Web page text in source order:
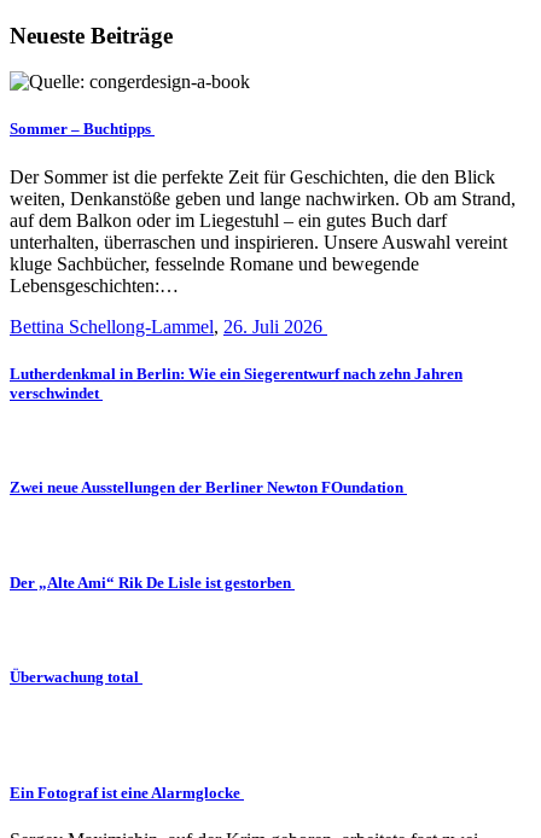
Neueste Beiträge
Sommer – Buchtipps
Der Sommer ist die perfekte Zeit für Geschichten, die den Blick
weiten, Denkanstöße geben und lange nachwirken. Ob am Strand,
auf dem Balkon oder im Liegestuhl – ein gutes Buch darf
unterhalten, überraschen und inspirieren. Unsere Auswahl vereint
kluge Sachbücher, fesselnde Romane und bewegende
Lebensgeschichten:…
Bettina Schellong-Lammel, 26. Juli 2026
Lutherdenkmal in Berlin: Wie ein Siegerentwurf nach zehn Jahren
verschwindet
Zwei neue Ausstellungen der Berliner Newton FOundation
Der „Alte Ami“ Rik De Lisle ist gestorben
Überwachung total
Ein Fotograf ist eine Alarmglocke